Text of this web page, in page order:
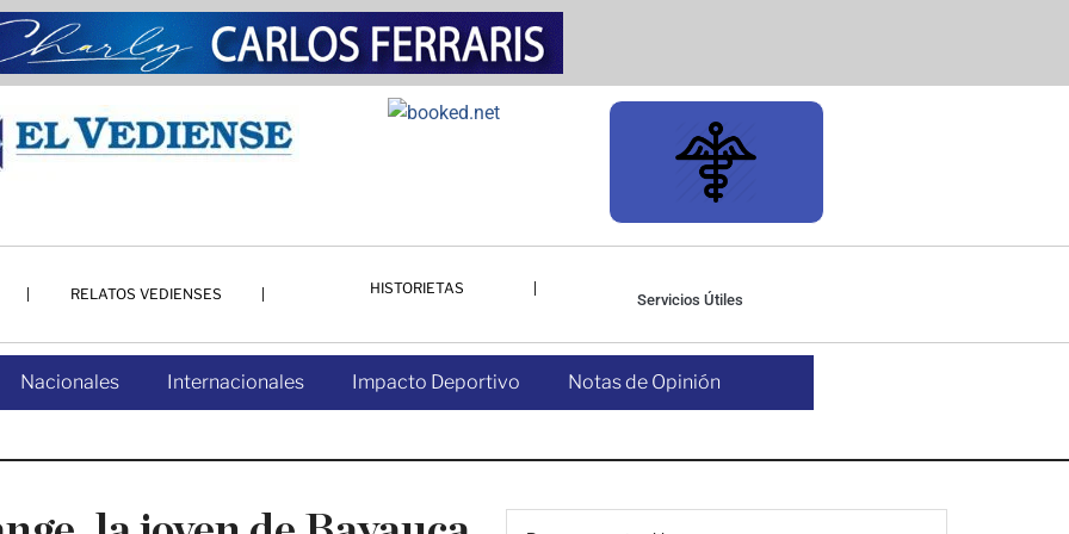
RELATOS VEDIENSES HISTORIETAS
Servicios Útiles
Nacionales Internacionales Impacto Deportivo Notas de Opinión